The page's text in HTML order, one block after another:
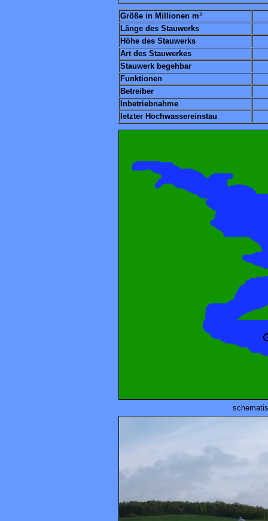
Größe in Millionen m³
Länge des Stauwerks
Höhe des Stauwerks
Art des Stauwerkes
Stauwerk begehbar
Funktionen
Betreiber
Inbetriebnahme
letzter Hochwassereinstau